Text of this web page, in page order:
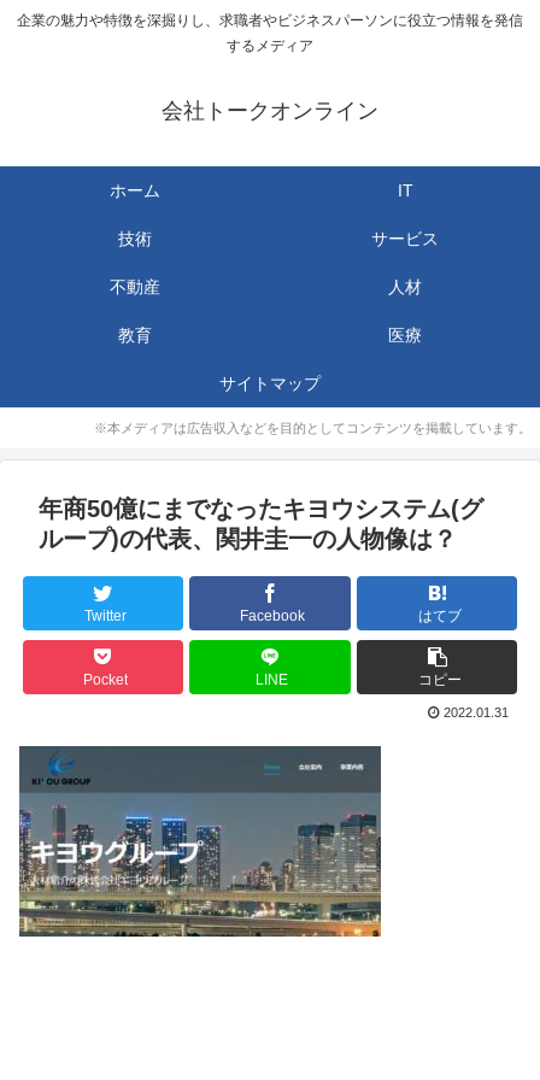
企業の魅力や特徴を深掘りし、求職者やビジネスパーソンに役立つ情報を発信
するメディア
会社トークオンライン
ホーム IT
技術 サービス
不動産 人材
教育 医療
サイトマップ
※本メディアは広告収入などを目的としてコンテンツを掲載しています。
年商50億にまでなったキヨウシステム(グ
ループ)の代表、関井圭一の人物像は？
Twitter Facebook はてブ
Pocket LINE コピー
2022.01.31